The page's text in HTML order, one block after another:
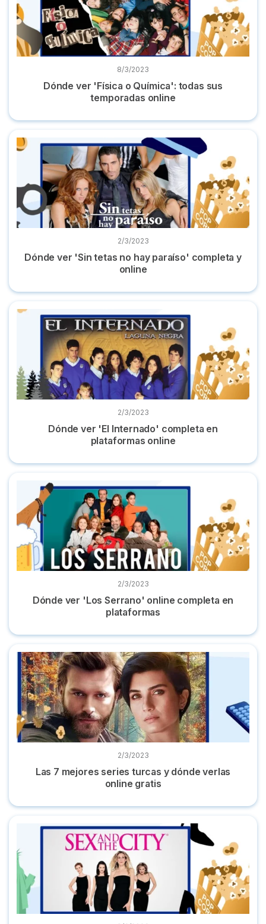
8/3/2023
Dónde ver 'Física o Química': todas sus
temporadas online
Dónde ver 'Sin tetas no hay paraíso' completa y online
2/3/2023
Dónde ver 'Sin tetas no hay paraíso' completa y
online
Dónde ver 'El Internado' completa en plataformas online
2/3/2023
Dónde ver 'El Internado' completa en
plataformas online
Dónde ver 'Los Serrano' online completa en plataformas
2/3/2023
Dónde ver 'Los Serrano' online completa en
plataformas
Las 7 mejores series turcas y dónde verlas online gratis
2/3/2023
Las 7 mejores series turcas y dónde verlas
online gratis
Dónde ver 'Sexo en Nueva York' online la serie completa